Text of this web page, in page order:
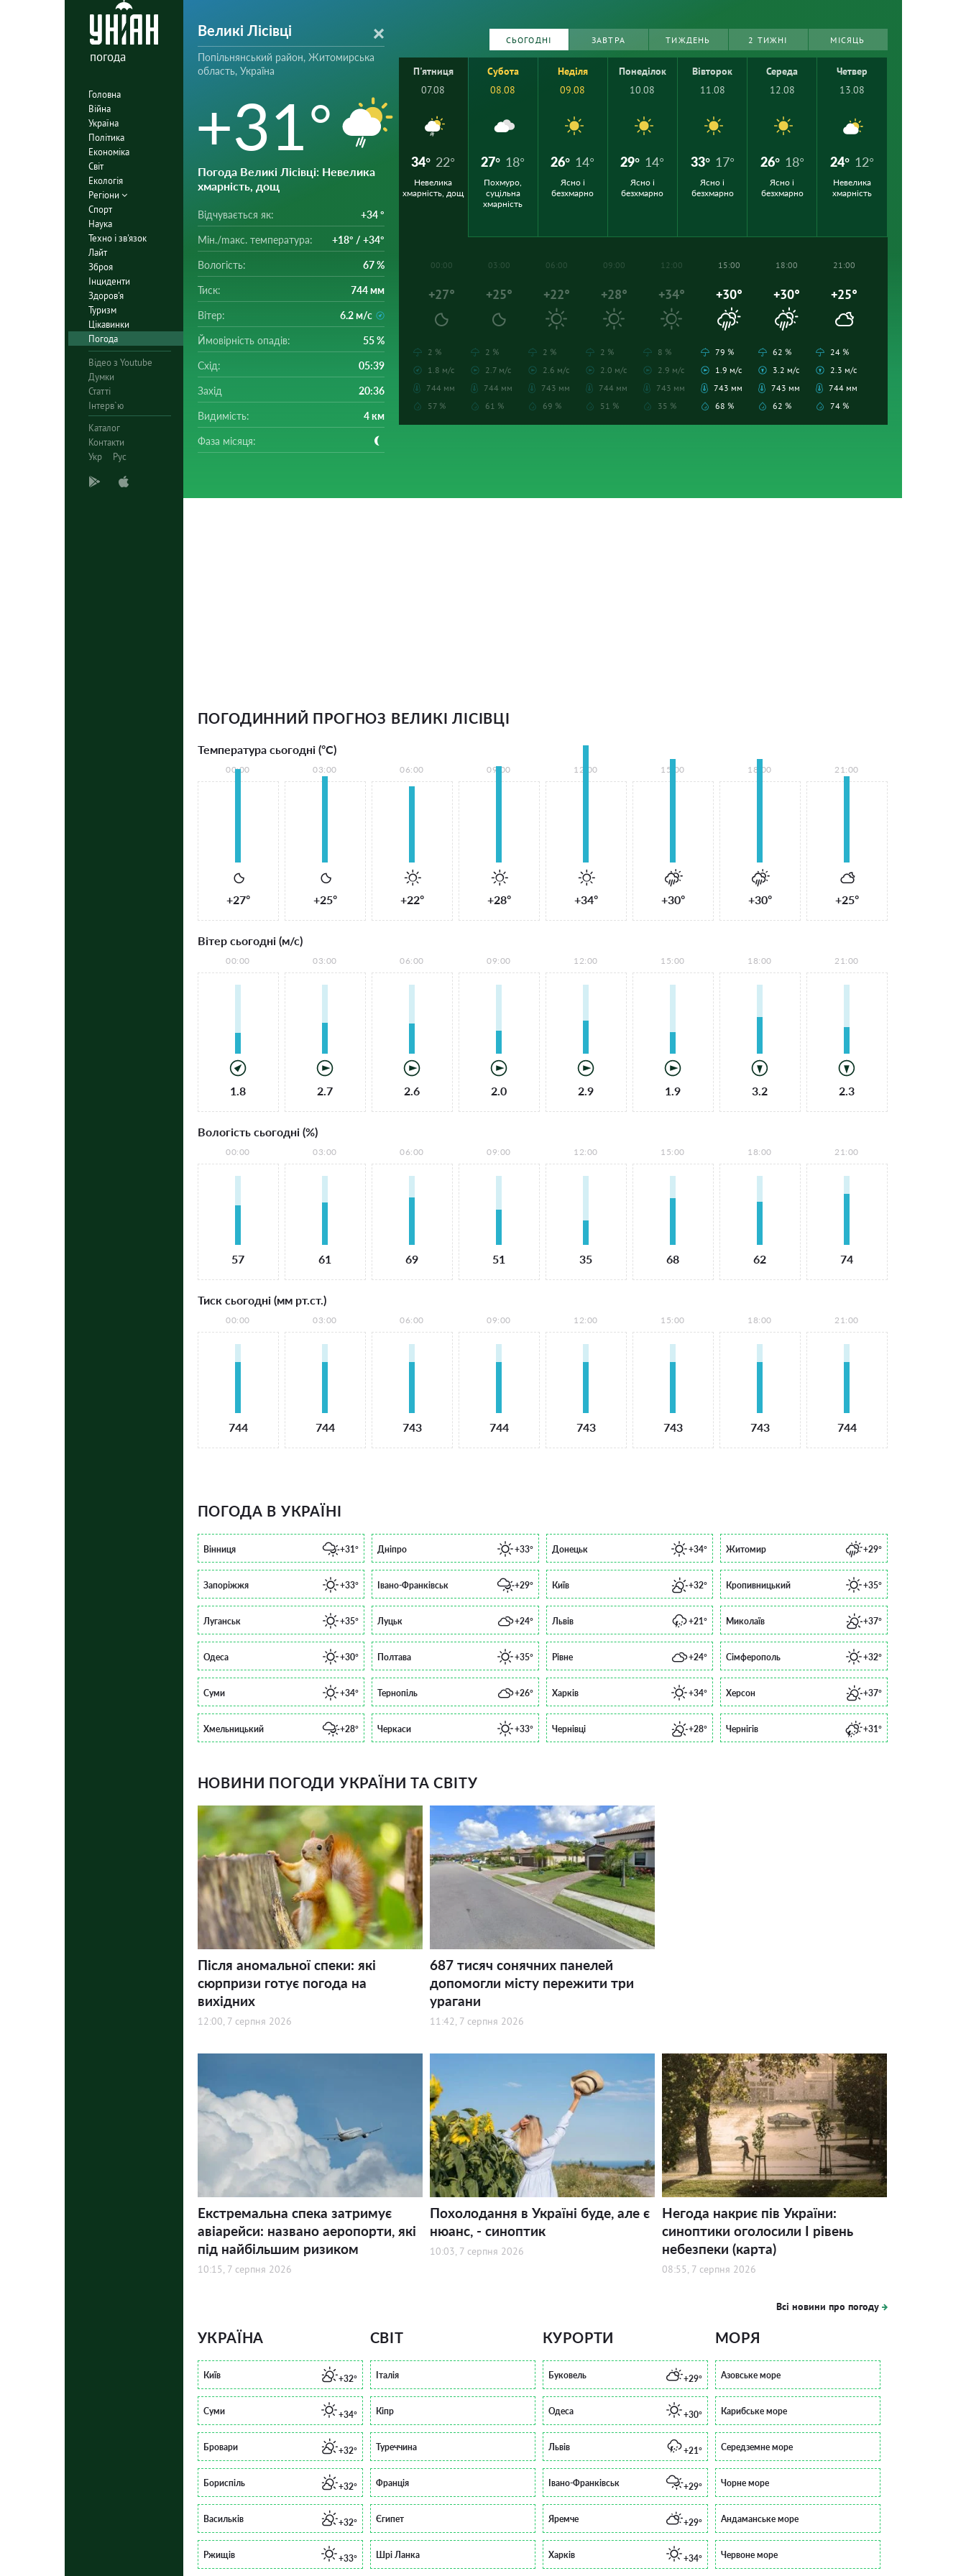
погода
Головна
Війна
Україна
Політика
Економіка
Світ
Екологія
Регіони
Спорт
Наука
Техно і зв'язок
Лайт
Зброя
Інциденти
Здоров'я
Туризм
Цікавинки
Погода
Відео з Youtube
Думки
Статті
Інтерв`ю
Каталог
Контакти
Укр
Рус
Великі Лісівці
Попільнянський район, Житомирська
область, Україна
+31°
Погода Великі Лісівці: Невелика
хмарність, дощ
Відчувається як: +34 °
Мін./mакс. температура: +18° / +34°
Вологість: 67 %
Тиск: 744 мм
Вітер: 6.2 м/с
Ймовірність опадів: 55 %
Схід: 05:39
Захід 20:36
Видимість: 4 км
Фаза місяця:
СЬОГОДНІ ЗАВТРА ТИЖДЕНЬ 2 ТИЖНІ МІСЯЦЬ
П'ятниця
07.08
34° 22°
Невелика
хмарність, дощ
Субота
08.08
27° 18°
Похмуро,
суцільна
хмарність
Неділя
09.08
26° 14°
Ясно і
безхмарно
Понеділок
10.08
29° 14°
Ясно і
безхмарно
Вівторок
11.08
33° 17°
Ясно і
безхмарно
Середа
12.08
26° 18°
Ясно і
безхмарно
Четвер
13.08
24° 12°
Невелика
хмарність
00:00
+27°
2 %
1.8 м/с
744 мм
57 %
03:00
+25°
2 %
2.7 м/с
744 мм
61 %
06:00
+22°
2 %
2.6 м/с
743 мм
69 %
09:00
+28°
2 %
2.0 м/с
744 мм
51 %
12:00
+34°
8 %
2.9 м/с
743 мм
35 %
15:00
+30°
79 %
1.9 м/с
743 мм
68 %
18:00
+30°
62 %
3.2 м/с
743 мм
62 %
21:00
+25°
24 %
2.3 м/с
744 мм
74 %
ПОГОДИННИЙ ПРОГНОЗ ВЕЛИКІ ЛІСІВЦІ
Температура сьогодні (°С)
00:00
+27°
03:00
+25°
06:00
+22°
09:00
+28°
12:00
+34°
15:00
+30°
18:00
+30°
21:00
+25°
Вітер сьогодні (м/с)
00:00
1.8
03:00
2.7
06:00
2.6
09:00
2.0
12:00
2.9
15:00
1.9
18:00
3.2
21:00
2.3
Вологість сьогодні (%)
00:00
57
03:00
61
06:00
69
09:00
51
12:00
35
15:00
68
18:00
62
21:00
74
Тиск сьогодні (мм рт.ст.)
00:00
744
03:00
744
06:00
743
09:00
744
12:00
743
15:00
743
18:00
743
21:00
744
ПОГОДА В УКРАЇНІ
Вінниця +31° Дніпро +33° Донецьк +34° Житомир +29°
Запоріжжя +33° Івано-Франківськ +29° Київ +32° Кропивницький +35°
Луганськ +35° Луцьк +24° Львів +21° Миколаїв +37°
Одеса +30° Полтава +35° Рівне +24° Сімферополь +32°
Суми +34° Тернопіль +26° Харків +34° Херсон +37°
Хмельницький +28° Черкаси +33° Чернівці +28° Чернігів +31°
НОВИНИ ПОГОДИ УКРАЇНИ ТА СВІТУ
Після аномальної спеки: які
сюрпризи готує погода на
вихідних
12:00, 7 серпня 2026
687 тисяч сонячних панелей
допомогли місту пережити три
урагани
11:42, 7 серпня 2026
Екстремальна спека затримує
авіарейси: названо аеропорти, які
під найбільшим ризиком
10:15, 7 серпня 2026
Похолодання в Україні буде, але є
нюанс, - синоптик
10:03, 7 серпня 2026
Негода накриє пів України:
синоптики оголосили І рівень
небезпеки (карта)
08:55, 7 серпня 2026
Всі новини про погоду
УКРАЇНА
Київ +32°
Суми +34°
Бровари +32°
Бориспіль +32°
Васильків +32°
Ржищів +33°
СВІТ
Італія
Кіпр
Туреччина
Франція
Єгипет
Шрі Ланка
КУРОРТИ
Буковель +29°
Одеса +30°
Львів +21°
Івано-Франківськ +29°
Яремче +29°
Харків +34°
МОРЯ
Азовське море
Карибське море
Середземне море
Чорне море
Андаманське море
Червоне море